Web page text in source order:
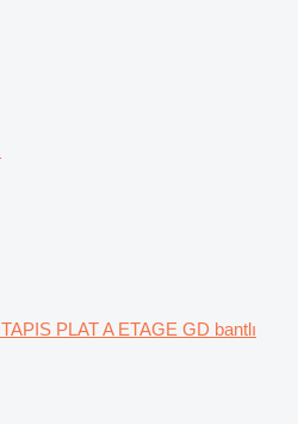
TAPIS PLAT A ETAGE GD bantlı